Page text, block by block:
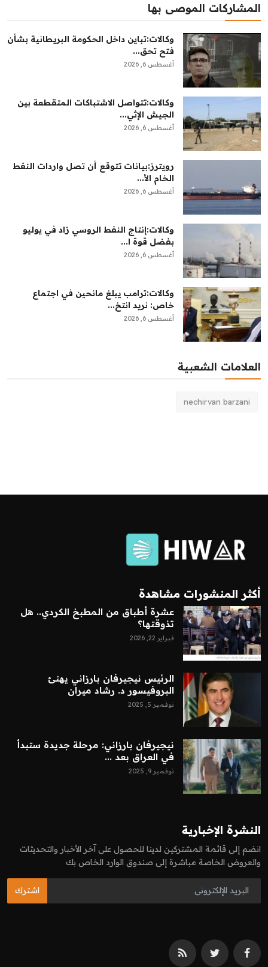
المشاركات الموصى بها
وكالات:‏تباين داخل الحكومة البريطانية بشأن
فتح تحق...
أغسطس 6, 2026
وكالات:‏تتواصل الاشتباكات المتقطعة بين
الجيش الإثي...
أغسطس 6, 2026
رويترز:‏بيانات تتوقع أن تصل واردات النفط
الخام الأ...
أغسطس 6, 2026
وكالات:‏إنتاج النفط الروسي زاد في يوليو
بفضل قوة ا...
أغسطس 6, 2026
وكالات:‏ترامب يبلغ مانحين في اجتماع
خاص: نريد انتخ...
أغسطس 6, 2026
العلامات الشعبية
nechirvan barzani
أكثر المنشورات مشاهدة
عشرة أطباق من المطبخ الكردي.. هل
تذوقتها؟
فبراير 22, 2026
الرئيس نيجيرفان بارزاني يهنئ
البروفيسور د. رشاد ميران
نوفمبر 5, 2025
نيجيرفان بارزاني: مرحلة جديدة ستبدأ
في العراق بعد ...
نوفمبر 9, 2025
النشرة الإخبارية
انضم إلى قائمة المشتركين لدينا للحصول على آخر الأخبار والتحديثات
والعروض الخاصة مباشرة إلى صندوق الوارد الخاص بك
اشترك